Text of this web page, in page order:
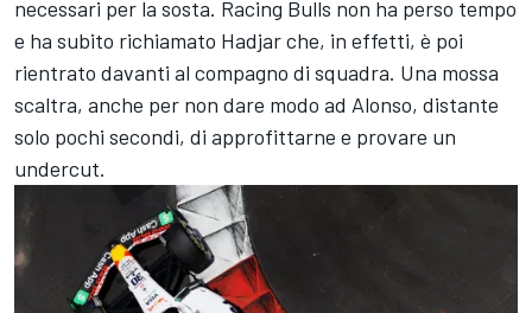
necessari per la sosta. Racing Bulls non ha perso tempo
e ha subito richiamato Hadjar che, in effetti, è poi
rientrato davanti al compagno di squadra. Una mossa
scaltra, anche per non dare modo ad Alonso, distante
solo pochi secondi, di approfittarne e provare un
undercut.